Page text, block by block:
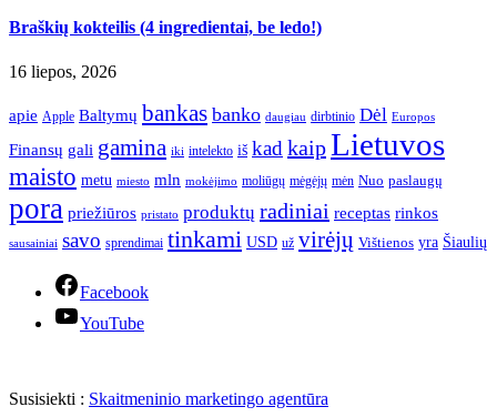
Braškių kokteilis (4 ingredientai, be ledo!)
16 liepos, 2026
apie Apple Baltymų bankas banko daugiau dirbtinio Dėl Europos
Finansų gali gamina iki intelekto iš kad kaipLietuvos
maisto metu miesto mln mokėjimo moliūgų mėgėjų mėn Nuo paslaugų
pora priežiūros pristato produktų radiniai receptas rinkos
sausainiai savo sprendimai tinkami USD už virėjų Vištienos yra Šiaulių
Facebook
YouTube
Susisiekti : Skaitmeninio marketingo agentūra